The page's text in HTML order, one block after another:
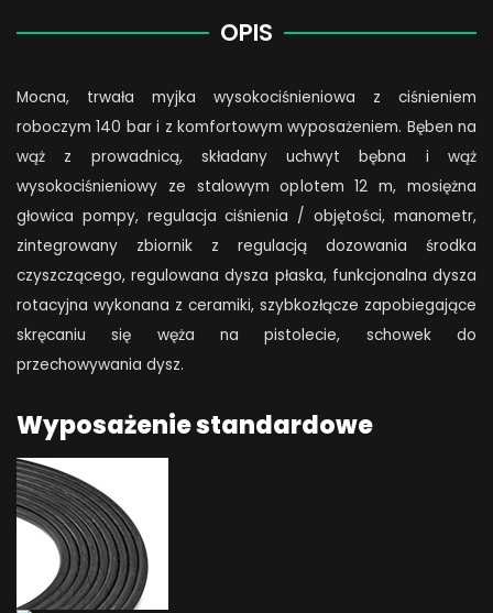
OPIS
Mocna, trwała myjka wysokociśnieniowa z ciśnieniem
roboczym 140 bar i z komfortowym wyposażeniem. Bęben na
wąż z prowadnicą, składany uchwyt bębna i wąż
wysokociśnieniowy ze stalowym oplotem 12 m, mosiężna
głowica pompy, regulacja ciśnienia / objętości, manometr,
zintegrowany zbiornik z regulacją dozowania środka
czyszczącego, regulowana dysza płaska, funkcjonalna dysza
rotacyjna wykonana z ceramiki, szybkozłącze zapobiegające
skręcaniu się węża na pistolecie, schowek do
przechowywania dysz.
Wyposażenie standardowe